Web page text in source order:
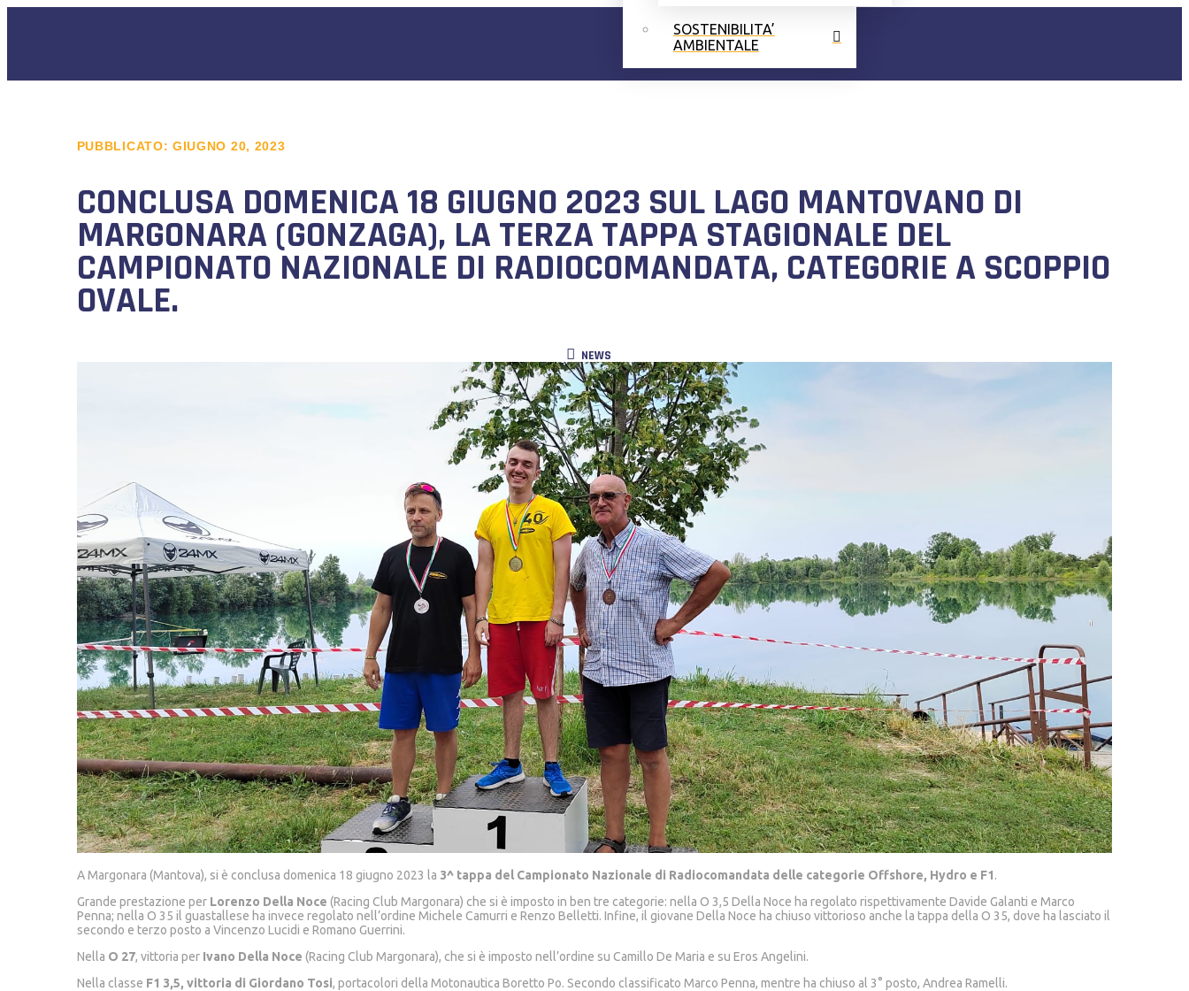
SOSTENIBILITA’
AMBIENTALE
PUBBLICATO:GIUGNO 20, 2023
CONCLUSA DOMENICA 18 GIUGNO 2023 SUL LAGO MANTOVANO DI
MARGONARA (GONZAGA), LA TERZA TAPPA STAGIONALE DEL
CAMPIONATO NAZIONALE DI RADIOCOMANDATA, CATEGORIE A SCOPPIO
OVALE.
NEWS
A Margonara (Mantova), si è conclusa domenica 18 giugno 2023 la 3^ tappa del Campionato Nazionale di Radiocomandata delle categorie Offshore, Hydro e F1.
Grande prestazione per Lorenzo Della Noce (Racing Club Margonara) che si è imposto in ben tre categorie: nella O 3,5 Della Noce ha regolato rispettivamente Davide Galanti e Marco
Penna; nella O 35 il guastallese ha invece regolato nell’ordine Michele Camurri e Renzo Belletti. Infine, il giovane Della Noce ha chiuso vittorioso anche la tappa della O 35, dove ha lasciato il
secondo e terzo posto a Vincenzo Lucidi e Romano Guerrini.
Nella O 27, vittoria per Ivano Della Noce (Racing Club Margonara), che si è imposto nell’ordine su Camillo De Maria e su Eros Angelini.
Nella classe F1 3,5, vittoria di Giordano Tosi, portacolori della Motonautica Boretto Po. Secondo classificato Marco Penna, mentre ha chiuso al 3° posto, Andrea Ramelli.